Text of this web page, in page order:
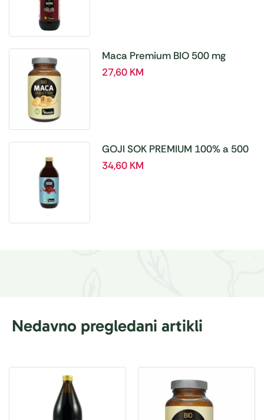
Maca Premium BIO 500 mg
tablete, a180 tbl – Hanoju
27,60 KM
GOJI SOK PREMIUM 100% a 500
ml
34,60 KM
Nedavno pregledani artikli